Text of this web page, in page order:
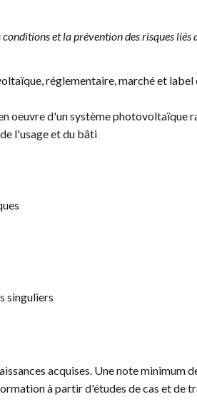
et la prévention des risques
réglementaire, marché et label
oeuvre d'un système photovoltaïque
l'usage et du bâti
singuliers
acquises. Une note minimum
à partir d'études de cas et de